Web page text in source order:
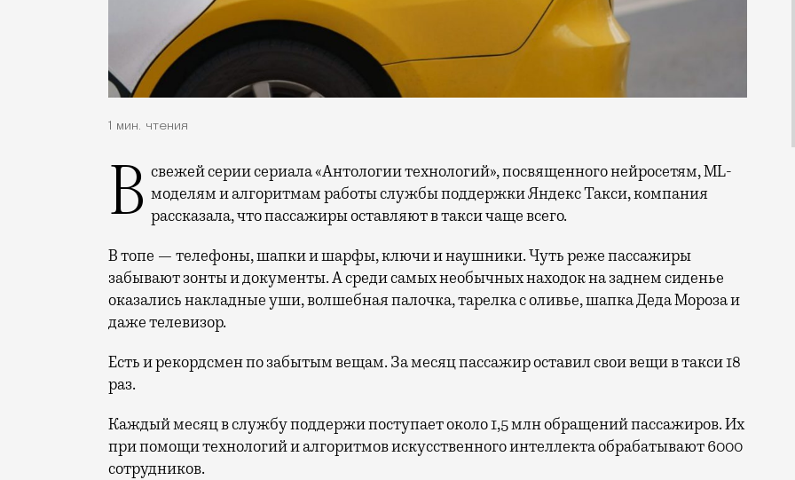
1 мин. чтения
В свежей серии сериала «Антологии технологий», посвященного нейросетям, ML- моделям и алгоритмам работы службы поддержки Яндекс Такси, компания
рассказала, что пассажиры оставляют в такси чаще всего.
В топе — телефоны, шапки и шарфы, ключи и наушники. Чуть реже пассажиры
забывают зонты и документы. А среди самых необычных находок на заднем сиденье
оказались накладные уши, волшебная палочка, тарелка с оливье, шапка Деда Мороза и
даже телевизор.
Есть и рекордсмен по забытым вещам. За месяц пассажир оставил свои вещи в такси 18
раз.
Каждый месяц в службу поддержи поступает около 1,5 млн обращений пассажиров. Их
при помощи технологий и алгоритмов искусственного интеллекта обрабатывают 6000
сотрудников.